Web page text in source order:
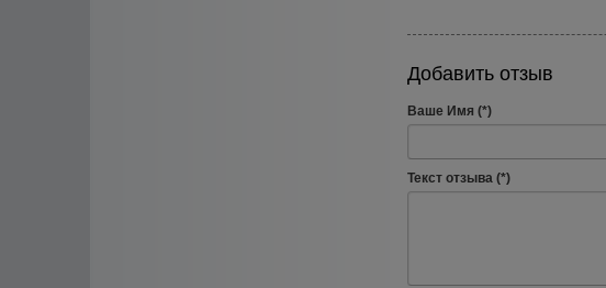
Добавить отзыв
Ваше Имя (*)
Текст отзыва (*)